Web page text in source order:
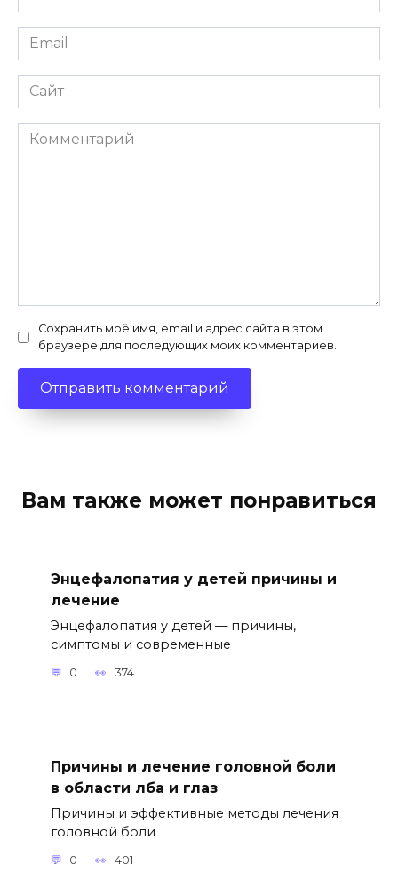
*
Email
*
Сайт
Комментарий
Сохранить моё имя, email и адрес сайта в этом
браузере для последующих моих комментариев.
Вам также может понравиться
Энцефалопатия у детей причины и
лечение
Энцефалопатия у детей — причины,
симптомы и современные
0 374
Причины и лечение головной боли
в области лба и глаз
Причины и эффективные методы лечения
головной боли
0 401